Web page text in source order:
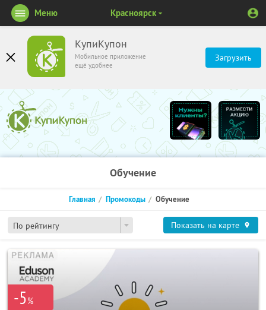
КупиКупон
Мобильное приложение
ещё удобнее
Загрузить
Меню Красноярск
Обучение
По рейтингу
Главная Промокоды Обучение
Показать на карте
-5%